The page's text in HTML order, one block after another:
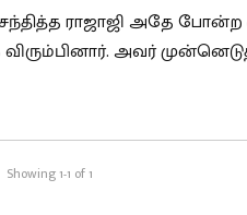
சந்தித்த ராஜாஜி அதே
அவர்
Showing 1-1 of 1